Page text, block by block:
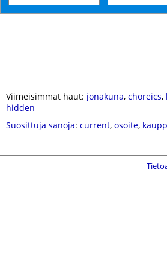
Viimeisimmät haut: jonakuna, choreics,
hidden
Suosittuja sanoja: current, osoite,